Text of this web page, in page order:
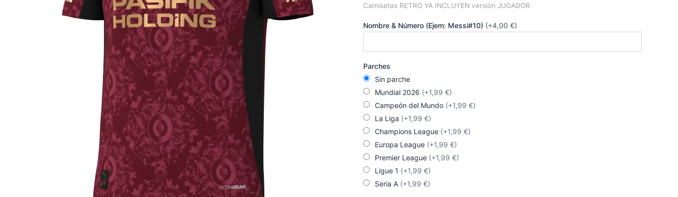
Camisetas RETRO YA INCLUYEN versión JUGADOR
Nombre & Número (Ejem: Messi#10) (+4,00 €)
Parches
Sin parche
Mundial 2026 (+1,99 €)
Campeón del Mundo (+1,99 €)
La Liga (+1,99 €)
Champions League (+1,99 €)
Europa League (+1,99 €)
Premier League (+1,99 €)
Ligue 1 (+1,99 €)
Seria A (+1,99 €)